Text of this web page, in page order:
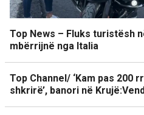
Top News – Fluks turistësh
mbërrijnë nga Italia
Top Channel/ ‘Kam pas 200
shkrirë’, banori në